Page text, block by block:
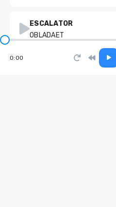
ESCALATOR
OBLADAET
0:00